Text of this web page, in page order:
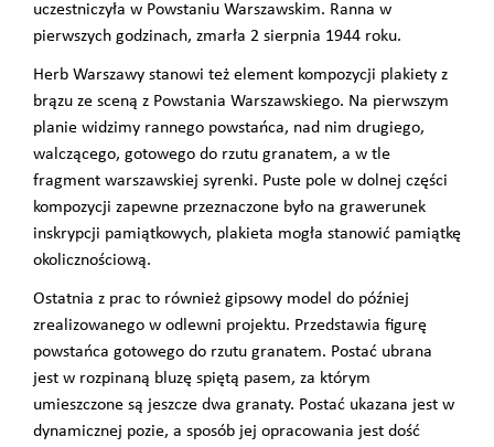
uczestniczyła w Powstaniu Warszawskim. Ranna w
pierwszych godzinach, zmarła 2 sierpnia 1944 roku.
Herb Warszawy stanowi też element kompozycji plakiety z
brązu ze sceną z Powstania Warszawskiego. Na pierwszym
planie widzimy rannego powstańca, nad nim drugiego,
walczącego, gotowego do rzutu granatem, a w tle
fragment warszawskiej syrenki. Puste pole w dolnej części
kompozycji zapewne przeznaczone było na grawerunek
inskrypcji pamiątkowych, plakieta mogła stanowić pamiątkę
okolicznościową.
Ostatnia z prac to również gipsowy model do później
zrealizowanego w odlewni projektu. Przedstawia figurę
powstańca gotowego do rzutu granatem. Postać ubrana
jest w rozpinaną bluzę spiętą pasem, za którym
umieszczone są jeszcze dwa granaty. Postać ukazana jest w
dynamicznej pozie, a sposób jej opracowania jest dość